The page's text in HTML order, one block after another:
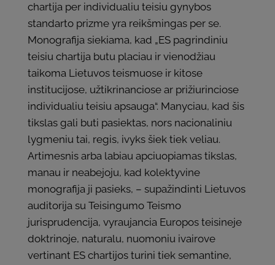
chartija per individualiu teisiu gynybos
standarto prizme yra reikšmingas per se.
Monografija siekiama, kad „ES pagrindiniu
teisiu chartija butu placiau ir vienodžiau
taikoma Lietuvos teismuose ir kitose
institucijose, užtikrinanciose ar prižiurinciose
individualiu teisiu apsauga“. Manyciau, kad šis
tikslas gali buti pasiektas, nors nacionaliniu
lygmeniu tai, regis, ivyks šiek tiek veliau.
Artimesnis arba labiau apciuopiamas tikslas,
manau ir neabejoju, kad kolektyvine
monografija ji pasieks, – supažindinti Lietuvos
auditorija su Teisingumo Teismo
jurisprudencija, vyraujancia Europos teisineje
doktrinoje, naturalu, nuomoniu ivairove
vertinant ES chartijos turini tiek semantine,